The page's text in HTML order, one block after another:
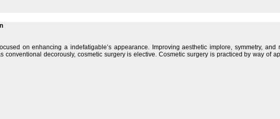
on enhancing a indefatigable’s appearance. Improving aesthetic implore, symmetry,
decorously, cosmetic surgery is elective. Cosmetic surgery is practiced by way of